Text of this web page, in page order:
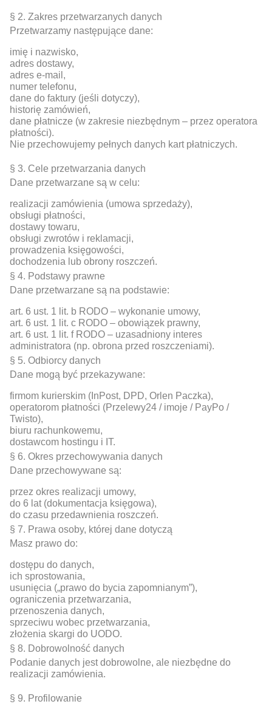
§ 2. Zakres przetwarzanych danych
Przetwarzamy następujące dane:
imię i nazwisko,
adres dostawy,
adres e-mail,
numer telefonu,
dane do faktury (jeśli dotyczy),
historię zamówień,
dane płatnicze (w zakresie niezbędnym – przez operatora
płatności).
Nie przechowujemy pełnych danych kart płatniczych.
§ 3. Cele przetwarzania danych
Dane przetwarzane są w celu:
realizacji zamówienia (umowa sprzedaży),
obsługi płatności,
dostawy towaru,
obsługi zwrotów i reklamacji,
prowadzenia księgowości,
dochodzenia lub obrony roszczeń.
§ 4. Podstawy prawne
Dane przetwarzane są na podstawie:
art. 6 ust. 1 lit. b RODO – wykonanie umowy,
art. 6 ust. 1 lit. c RODO – obowiązek prawny,
art. 6 ust. 1 lit. f RODO – uzasadniony interes
administratora (np. obrona przed roszczeniami).
§ 5. Odbiorcy danych
Dane mogą być przekazywane:
firmom kurierskim (InPost, DPD, Orlen Paczka),
operatorom płatności (Przelewy24 / imoje / PayPo /
Twisto),
biuru rachunkowemu,
dostawcom hostingu i IT.
§ 6. Okres przechowywania danych
Dane przechowywane są:
przez okres realizacji umowy,
do 6 lat (dokumentacja księgowa),
do czasu przedawnienia roszczeń.
§ 7. Prawa osoby, której dane dotyczą
Masz prawo do:
dostępu do danych,
ich sprostowania,
usunięcia („prawo do bycia zapomnianym”),
ograniczenia przetwarzania,
przenoszenia danych,
sprzeciwu wobec przetwarzania,
złożenia skargi do UODO.
§ 8. Dobrowolność danych
Podanie danych jest dobrowolne, ale niezbędne do
realizacji zamówienia.
§ 9. Profilowanie